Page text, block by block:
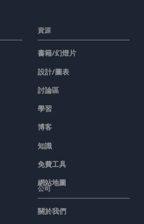
資源
書籍/幻燈片
設計/圖表
討論區
學習
博客
知識
免費工具
網站地圖
公司
關於我們